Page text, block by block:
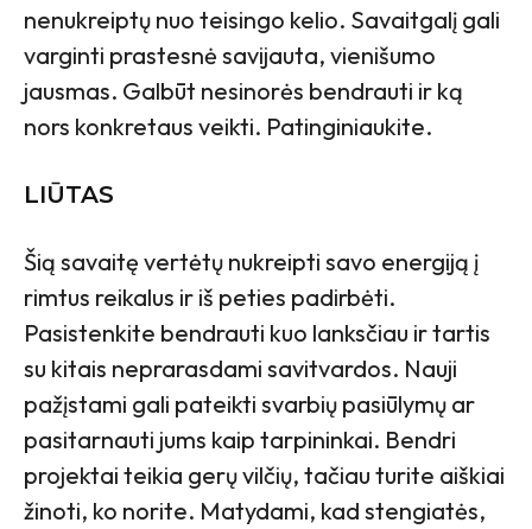
nenukreiptų nuo teisingo kelio. Savaitgalį gali
varginti prastesnė savijauta, vienišumo
jausmas. Galbūt nesinorės bendrauti ir ką
nors konkretaus veikti. Patinginiaukite.
LIŪTAS
Šią savaitę vertėtų nukreipti savo energiją į
rimtus reikalus ir iš peties padirbėti.
Pasistenkite bendrauti kuo lanksčiau ir tartis
su kitais neprarasdami savitvardos. Nauji
pažįstami gali pateikti svarbių pasiūlymų ar
pasitarnauti jums kaip tarpininkai. Bendri
projektai teikia gerų vilčių, tačiau turite aiškiai
žinoti, ko norite. Matydami, kad stengiatės,